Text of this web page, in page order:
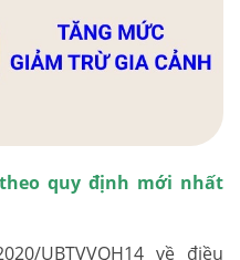
quy định mới nhất
UBTVVQH14 về điều